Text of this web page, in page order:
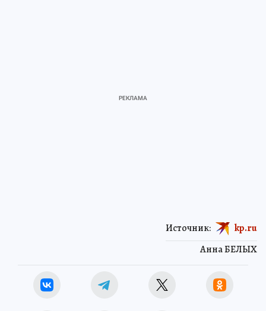
Анна БЕЛЫХ
Источник: kp.ru